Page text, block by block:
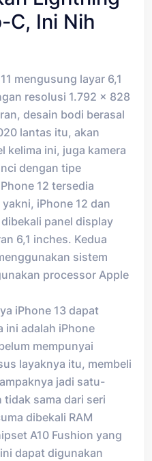
C, Ini Nih
mengusung layar 6,1
resolusi 1.792 x 828
desain bodi berasal
lantas itu, akan
kelima ini, juga kamera
dengan tipe
12 tersedia
iPhone 12 dan
panel display
6,1 inches. Kedua
sistem
processor Apple
iPhone 13 dapat
ini adalah iPhone
mempunyai
layaknya itu, membeli
jadi satu-
sama dari seri
dibekali RAM
A10 Fushion yang
dapat digunakan